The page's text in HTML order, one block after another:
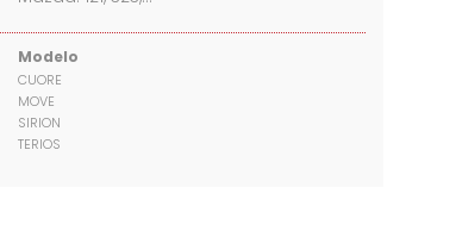
Modelo
CUORE
MOVE
SIRION
TERIOS